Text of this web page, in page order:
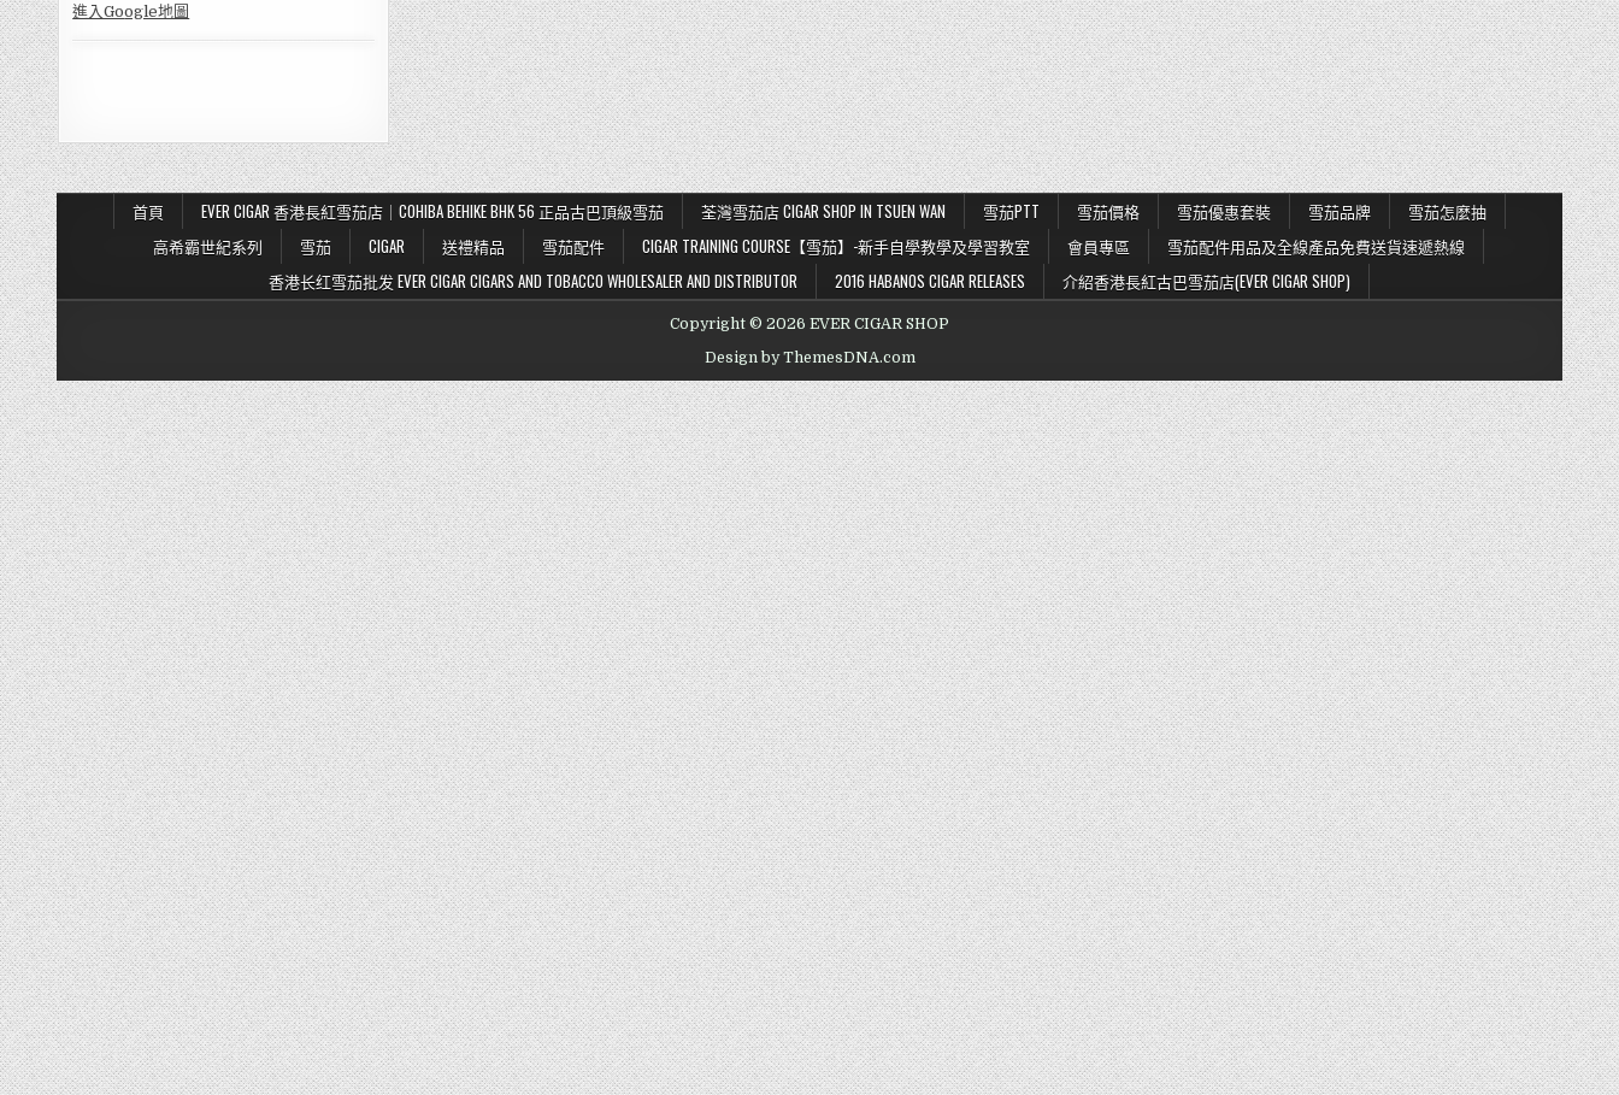
進入Google地圖
首頁 EVER CIGAR 香港長紅雪茄店｜COHIBA BEHIKE BHK 56 正品古巴頂級雪茄 荃灣雪茄店 CIGAR SHOP IN TSUEN WAN 雪茄PTT 雪茄價格 雪茄優惠套裝 雪茄品牌
雪茄怎麼抽
高希霸世紀系列
雪茄 CIGAR 送禮精品 雪茄配件 CIGAR TRAINING COURSE【雪茄】-新手自學教學及學習教室 會員專區
雪茄配件用品及全線產品免費送貨速遞熱線
香港长红雪茄批发 EVER CIGAR CIGARS AND TOBACCO WHOLESALER AND DISTRIBUTOR
2016 HABANOS CIGAR RELEASES 介紹香港長紅古巴雪茄店(EVER CIGAR SHOP)
Copyright © 2026 EVER CIGAR SHOP
Design by ThemesDNA.com